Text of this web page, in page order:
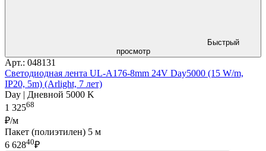
Быстрый
просмотр
Арт.: 048131
Светодиодная лента UL-A176-8mm 24V Day5000 (15 W/m,
IP20, 5m) (Arlight, 7 лет)
Day | Дневной 5000 K
1 32568
₽/м
Пакет (полиэтилен) 5 м
6 62840₽